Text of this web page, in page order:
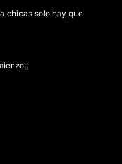
chicas solo hay que